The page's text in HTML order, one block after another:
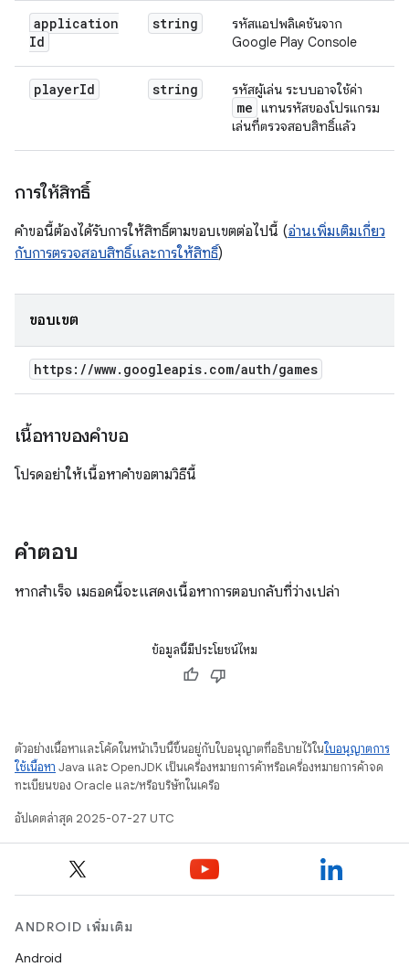
application
Id
string
รหัสแอปพลิเคชันจาก
Google Play Console
playerId string รหัสผู้เล่น ระบบอาจใช้ค่า
me แทนรหัสของโปรแกรม
เล่นที่ตรวจสอบสิทธิ์แล้ว
การให้สิทธิ์
คำขอนี้ต้องได้รับการให้สิทธิ์ตามขอบเขตต่อไปนี้ (อ่านเพิ่มเติมเกี่ยว
กับการตรวจสอบสิทธิ์และการให้สิทธิ์)
ขอบเขต
https: //www. googleapis. com/auth/games
เนื้อหาของคำขอ
โปรดอย่าให้เนื้อหาคำขอตามวิธีนี้
คำตอบ
หากสำเร็จ เมธอดนี้จะแสดงเนื้อหาการตอบกลับที่ว่างเปล่า
ข้อมูลนี้มีประโยชน์ไหม
ตัวอย่างเนื้อหาและโค้ดในหน้าเว็บนี้ขึ้นอยู่กับใบอนุญาตที่อธิบายไว้ในใบอนุญาตการ
ใช้เนื้อหา Java และ OpenJDK เป็นเครื่องหมายการค้าหรือเครื่องหมายการค้าจด
ทะเบียนของ Oracle และ/หรือบริษัทในเครือ
อัปเดตล่าสุด 2025-07-27 UTC
ANDROID เพิ่มเติม
Android